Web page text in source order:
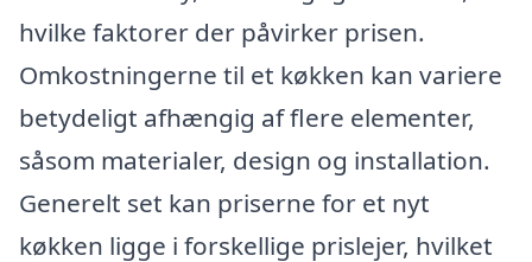
hvilke faktorer der påvirker prisen.
Omkostningerne til et køkken kan variere
betydeligt afhængig af flere elementer,
såsom materialer, design og installation.
Generelt set kan priserne for et nyt
køkken ligge i forskellige prislejer, hvilket